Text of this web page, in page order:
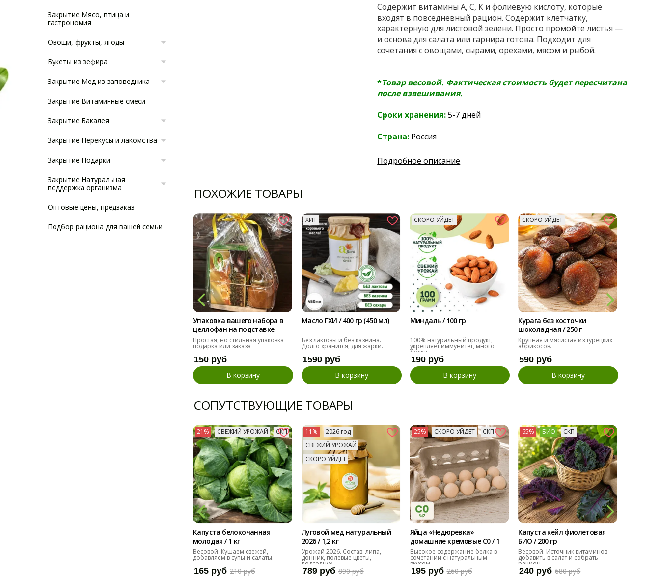
Содержит витамины А, С, К и фолиевую кислоту, которые
входят в повседневный рацион. Содержит клетчатку,
характерную для листовой зелени. Просто промойте листья —
и основа для салата или гарнира готова. Подходит для
сочетания с овощами, сырами, орехами, мясом и рыбой.
*Товар весовой. Фактическая стоимость будет пересчитана
после взвешивания.
Сроки хранения:5-7 дней
Страна: Россия
Подробное описание
ПОХОЖИЕ ТОВАРЫ
Упаковка вашего набора в
целлофан на подставке
Простая, но стильная упаковка
подарка или заказа
150 руб
В корзину
ХИТ
Масло ГХИ / 400 гр (450 мл)
Без лактозы и без казеина.
Долго хранится, для жарки.
1590 руб
В корзину
СКОРО УЙДЕТ
Миндаль / 100 гр
100% натуральный продукт,
укрепляет иммунитет, много
белка.
190 руб
В корзину
СКОРО УЙДЕТ
Курага без косточки
шоколадная / 250 г
Крупная и мясистая из турецких
абрикосов.
590 руб
В корзину
СОПУТСТВУЮЩИЕ ТОВАРЫ
21% СВЕЖИЙ УРОЖАЙ СКП
Капуста белокочанная
молодая / 1 кг
Весовой. Кушаем свежей,
добавляем в супы и салаты.
165 руб 210 руб
11%
2026 год
СВЕЖИЙ УРОЖАЙ
СКОРО УЙДЕТ
Луговой мед натуральный
2026 / 1,2 кг
Урожай 2026. Состав: липа,
донник, полевые цветы,
подсолнух
789 руб 890 руб
25% СКОРО УЙДЕТ СКП
Яйца «Недюревка»
домашние кремовые С0 / 1
десяток
Высокое содержание белка в
сочетании с натуральным
вкусом.
195 руб 260 руб
65% БИО СКП
Капуста кейл фиолетовая
БИО / 200 гр
Весовой. Источник витаминов —
добавить в салат и собрать
рацион.
240 руб 680 руб
Закрытие Мясо, птица и
гастрономия
Овощи, фрукты, ягоды
Букеты из зефира
Закрытие Мед из заповедника
Закрытие Витаминные смеси
Закрытие Бакалея
Закрытие Перекусы и лакомства
Закрытие Подарки
Закрытие Натуральная
поддержка организма
Оптовые цены, предзаказ
Подбор рациона для вашей семьи